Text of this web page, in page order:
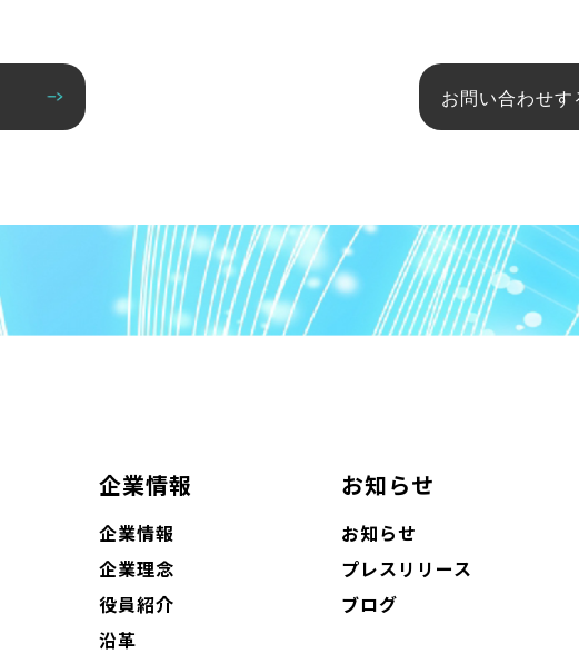
お問い合わせす
企業情報
企業情報
企業理念
役員紹介
沿革
お知らせ
お知らせ
プレスリリース
ブログ